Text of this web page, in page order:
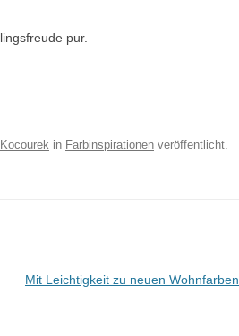
DEIN INDIVIDUELLER WEG ZUR
pur.
in Farbinspirationen veröffentlicht.
Mit Leichtigkeit zu neuen Wohnfarben